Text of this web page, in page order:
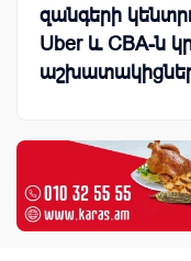
զանգերի
Uber և CBA-ն